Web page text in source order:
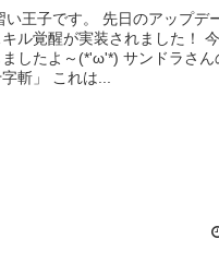
王子です。 先日のアップデ
キル覚醒が実装されました！
したよ～(*'ω'*) サンドラさん
斬」 これは...